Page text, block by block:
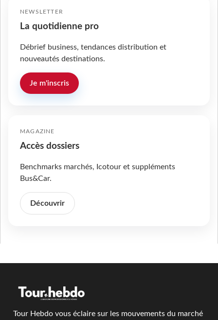
NEWSLETTER
La quotidienne pro
Débrief business, tendances distribution et
nouveautés destinations.
Je m'inscris
MAGAZINE
Accès dossiers
Benchmarks marchés, Icotour et suppléments
Bus&Car.
Découvrir
Tour Hebdo vous éclaire sur les mouvements du marché